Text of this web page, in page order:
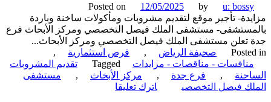
Posted on 12/05/2025 by
u:
تأجير موقع لتقديم مشروبات ومأكولات ساخنة وباردة
مستشفى الملك فيصل التخصصي ومركز الأبحاث فرع
تعلن مستشفى الملك فيصل التخصصي ومركز الأبحاث...
صحيفة الرياض , فرص استثمارية
,
- مناقصات - مزايدات
Tagged
تقديم المشروبات
, فرع جدة , مركز الأبخاث ,
مستشفى
فيصل التخصصي
اترك تعليقاon